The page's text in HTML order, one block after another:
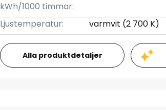
kWh/1000 timmar:
Ljustemperatur: varmvit (2 700 K)
Alla produktdetaljer